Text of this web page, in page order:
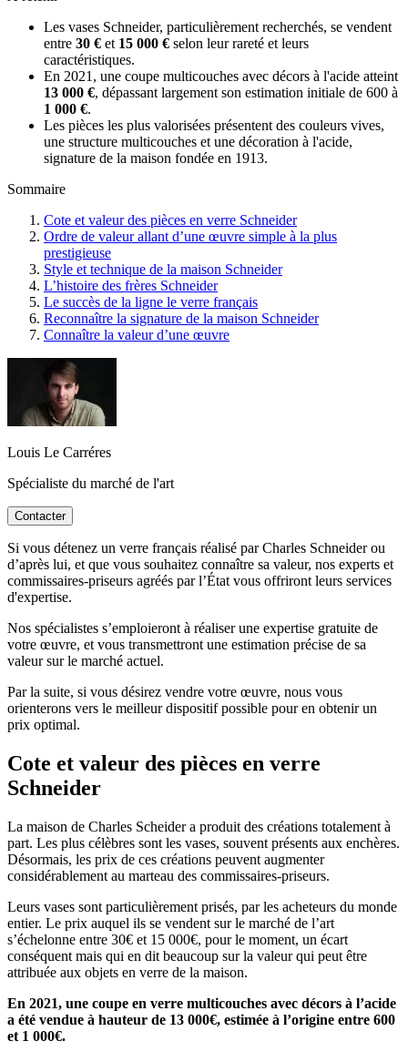
Les vases Schneider, particulièrement recherchés, se vendent
entre 30 € et 15 000 € selon leur rareté et leurs
caractéristiques.
En 2021, une coupe multicouches avec décors à l'acide atteint
13 000 €, dépassant largement son estimation initiale de 600 à
1 000 €.
Les pièces les plus valorisées présentent des couleurs vives,
une structure multicouches et une décoration à l'acide,
signature de la maison fondée en 1913.
Sommaire
Cote et valeur des pièces en verre Schneider
Ordre de valeur allant d’une œuvre simple à la plus
prestigieuse
Style et technique de la maison Schneider
L’histoire des frères Schneider
Le succès de la ligne le verre français
Reconnaître la signature de la maison Schneider
Connaître la valeur d’une œuvre
Louis Le Carréres
Spécialiste du marché de l'art
Contacter
Si vous détenez un verre français réalisé par Charles Schneider ou
d’après lui, et que vous souhaitez connaître sa valeur, nos experts et
commissaires-priseurs agréés par l’État vous offriront leurs services
d'expertise.
Nos spécialistes s’emploieront à réaliser une expertise gratuite de
votre œuvre, et vous transmettront une estimation précise de sa
valeur sur le marché actuel.
Par la suite, si vous désirez vendre votre œuvre, nous vous
orienterons vers le meilleur dispositif possible pour en obtenir un
prix optimal.
Cote et valeur des pièces en verre
Schneider
La maison de Charles Scheider a produit des créations totalement à
part. Les plus célèbres sont les vases, souvent présents aux enchères.
Désormais, les prix de ces créations peuvent augmenter
considérablement au marteau des commissaires-priseurs.
Leurs vases sont particulièrement prisés, par les acheteurs du monde
entier. Le prix auquel ils se vendent sur le marché de l’art
s’échelonne entre 30€ et 15 000€, pour le moment, un écart
conséquent mais qui en dit beaucoup sur la valeur qui peut être
attribuée aux objets en verre de la maison.
En 2021, une coupe en verre multicouches avec décors à l’acide
a été vendue à hauteur de 13 000€, estimée à l’origine entre 600
et 1 000€.